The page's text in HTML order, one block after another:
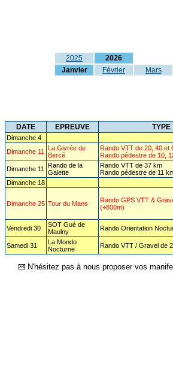
2025
2026
Janvier
Février Mars
DATE EPREUVE TYPE
Dimanche 4
Dimanche 11
La Givrée de
Bercé
Rando VTT de 20, 40 et
Rando pédestre de 10,
Dimanche 11
Rando de la
Galette
Rando VTT de 37 km
Rando pédestre de 11
Dimanche 18
Dimanche 25 Tour du Mans
Rando GPS VTT &
(+800m)
Vendredi 30
SOT Gué de
Maulny
Rando Orientation
Samedi 31
La Mondo
Nocturne
Rando VTT / Gravel de
N'hésitez pas à nous proposer vos